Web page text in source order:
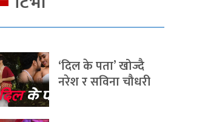
‘दिल के पता’ खोज्दै
नरेश र सविना चौधरी